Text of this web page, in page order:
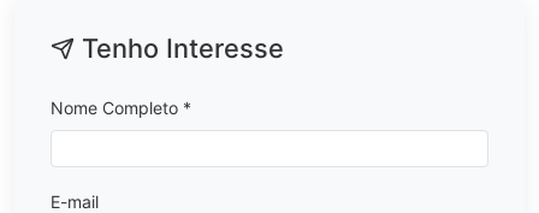
Tenho Interesse
Nome Completo *
E-mail